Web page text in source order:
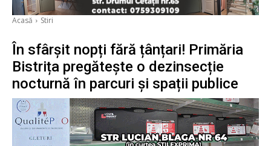
Acasă Stiri
În sfârșit nopți fără țânțari! Primăria
Bistrița pregătește o dezinsecție
nocturnă în parcuri și spații publice